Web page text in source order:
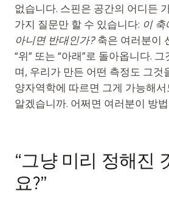
없습니다. 스핀은 공간의 어디든
가지 질문만 할 수 있습니다: 이
아니면 반대인가?축은 여러분이
“위” 또는 “아래”로 돌아옵니다.
며, 우리가 만든 어떤 측정도 그것
양자역학에 따르면 그게 가능해
알겠습니까. 어쩌면 여러분이 방
“그냥 미리 정해진
요?”